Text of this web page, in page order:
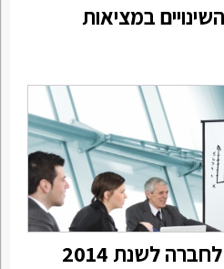
במציאות
לשנת 2014